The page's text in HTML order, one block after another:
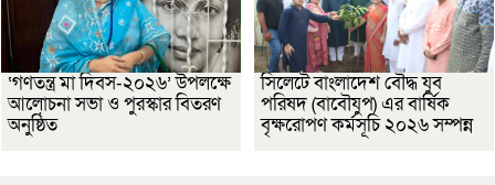
‘গণতন্ত্র মা দিবস-২০২৬’ উপলক্ষে
আলোচনা সভা ও পুরস্কার বিতরণ
অনুষ্ঠিত
সিলেটে বাংলাদেশ বৌদ্ধ যুব
পরিষদ (বাবৌযুপ) এর বার্ষিক
বৃক্ষরোপণ কর্মসূচি ২০২৬ সম্পন্ন